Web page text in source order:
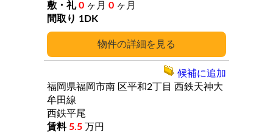
詳細
0 ヶ月 0 ヶ月
1DK
福岡県福岡市南 区平和2丁目 西鉄天神大
牟田線
西鉄平尾
5.5 万円
候補に追加